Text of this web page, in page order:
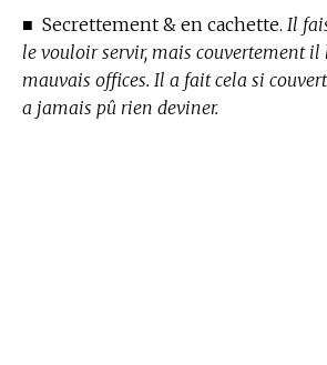
■ Secrettement & en cachette. Il
le vouloir servir, mais couvertement
mauvais offices. Il a fait cela si
a jamais pû rien deviner.